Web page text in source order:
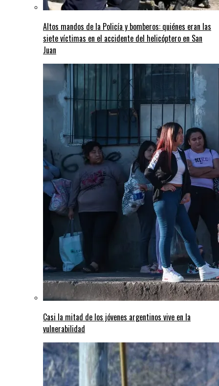
Altos mandos de la Policía y bomberos: quiénes eran las
siete víctimas en el accidente del helicóptero en San
Juan
Casi la mitad de los jóvenes argentinos vive en la
vulnerabilidad